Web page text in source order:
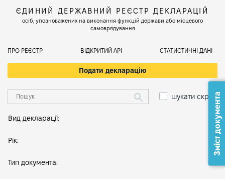
ЄДИНИЙ ДЕРЖАВНИЙ РЕЄСТР ДЕКЛАРАЦІЙ
осіб, уповноважених на виконання функцій держави або місцевого
самоврядування
ПРО РЕЄСТР ВІДКРИТИЙ АРІ СТАТИСТИЧНІ ДАНІ
Подати декларацію
шукати скрізь
Вид декларації:
Рік:
Тип документа:
Зміст документа